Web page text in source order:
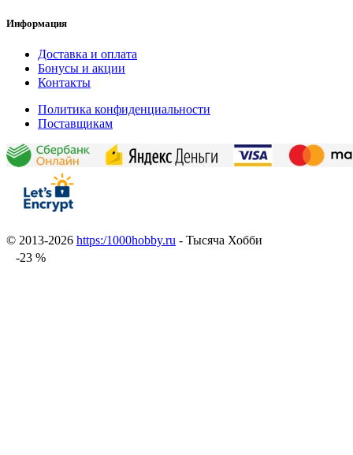
-23 %
Информация
Доставка и оплата
Бонусы и акции
Контакты
Политика конфиденциальности
Поставщикам
© 2013-2026 https:/1000hobby.ru - Тысяча Хобби